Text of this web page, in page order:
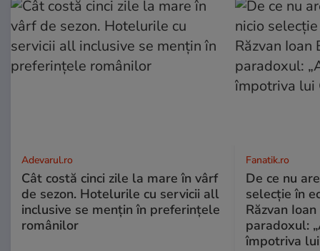
Adevarul.ro
Cât costă cinci zile la mare în vârf
de sezon. Hotelurile cu servicii all
inclusive se mențin în preferințele
românilor
Fanatik.ro
De ce nu
selecție în
Răzvan
paradoxul:
împotriva lui